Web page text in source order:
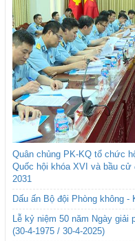
Quân chủng PK-KQ tổ chức
Quốc hội khóa XVI và bầu cử
2031
Dấu ấn Bộ đội Phòng không -
Lễ kỷ niệm 50 năm Ngày
(30-4-1975 / 30-4-2025)